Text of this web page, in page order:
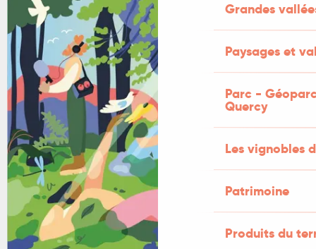
Grandes
Paysages et
Parc -
Quercy
Les vignobles
Patrimoine
Produits du